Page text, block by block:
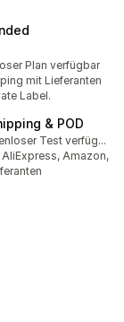
Plan verfügbar
mit Lieferanten
Label.
& POD
insgesamt
Kostenloser Test verfügbar
Amazon,